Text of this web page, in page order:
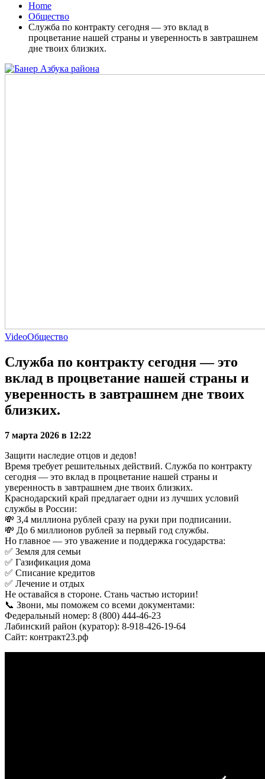
Home
Общество
Служба по контракту сегодня — это вклад в
процветание нашей страны и уверенность в завтрашнем
дне твоих близких.
VideoОбщество
Служба по контракту сегодня — это
вклад в процветание нашей страны и
уверенность в завтрашнем дне твоих
близких.
7 марта 2026 в 12:22
Защити наследие отцов и дедов!
Время требует решительных действий. Служба по контракту
сегодня — это вклад в процветание нашей страны и
уверенность в завтрашнем дне твоих близких.
Краснодарский край предлагает одни из лучших условий
службы в России:
💸 3,4 миллиона рублей сразу на руки при подписании.
💸 До 6 миллионов рублей за первый год службы.
Но главное — это уважение и поддержка государства:
✅ Земля для семьи
✅ Газификация дома
✅ Списание кредитов
✅ Лечение и отдых
Не оставайся в стороне. Стань частью истории!
📞 Звони, мы поможем со всеми документами:
Федеральный номер: 8 (800) 444-46-23
Лабинский район (куратор): 8-918-426-19-64
Сайт: контракт23.рф